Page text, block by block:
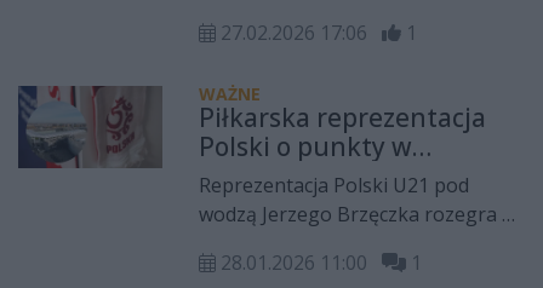
mecz w ramach kwalifikacji do
Ruszyła sprzedaż biletów na to
starcie.
27.02.2026 17:06 1
WAŻNE
Piłkarska reprezentacja
Polski o punkty w
eliminacjach mistrzostw
Europy zagra w Radomiu
przy Struga 63!
Reprezentacja Polski U21 pod
wodzą Jerzego Brzęczka rozegra w
Radomiu mecz w ramach eliminacji
28.01.2026 11:00 1